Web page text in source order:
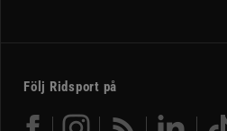
Följ Ridsport på